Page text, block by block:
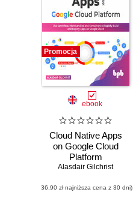
Promocja
ebook
Cloud Native Apps
on Google Cloud
Platform
Alasdair Gilchrist
(36,90 zł najniższa cena z 30 dni)